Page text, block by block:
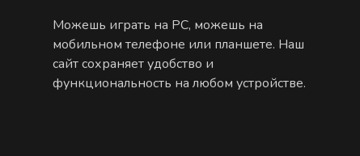
Можешь играть на PC, можешь на
мобильном телефоне или планшете. Наш
сайт сохраняет удобство и
функциональность на любом устройстве.